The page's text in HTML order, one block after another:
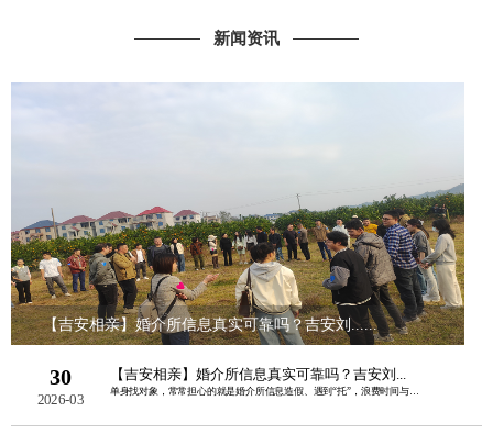
新闻资讯
【吉安相亲】婚介所信息真实可靠吗？吉安刘......
30
2026-03
【吉安相亲】婚介所信息真实可靠吗？吉安刘...
单身找对象，常常担心的就是婚介所信息造假、遇到“托”，浪费时间与金钱。其实，正规......